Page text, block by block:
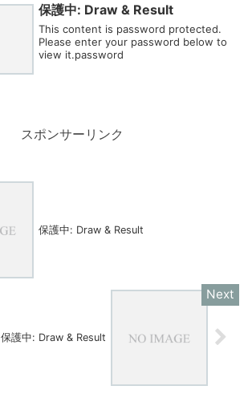
保護中: Draw & Result
This content is password protected.
Please enter your password below to
view it.password
スポンサーリンク
保護中: Draw & Result
保護中: Draw & Result